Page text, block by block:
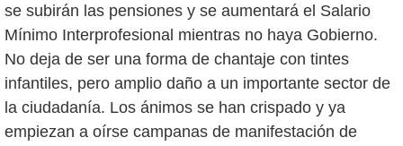
se subirán las pensiones y se aumentará el Salario
Mínimo Interprofesional mientras no haya Gobierno.
No deja de ser una forma de chantaje con tintes
infantiles, pero amplio daño a un importante sector de
la ciudadanía. Los ánimos se han crispado y ya
empiezan a oírse campanas de manifestación de